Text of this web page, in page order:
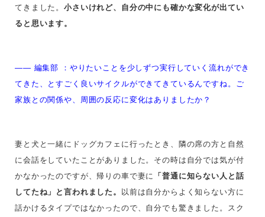
てきました。小さいけれど、自分の中にも確かな変化が出てい
ると思います。
—— 編集部 ： やりたいことを少しずつ実行していく流れができ
てきた、とすごく良いサイクルができてきているんですね。ご
家族との関係や、周囲の反応に変化はありましたか？
妻と犬と一緒にドッグカフェに行ったとき、隣の席の方と自然
に会話をしていたことがありました。その時は自分では気が付
かなかったのですが、帰りの車で妻に 「普通に知らない人と話
してたね」と言われました。
以前は自分からよく知らない方に
話かけるタイプではなかったので、自分でも驚きました。スク